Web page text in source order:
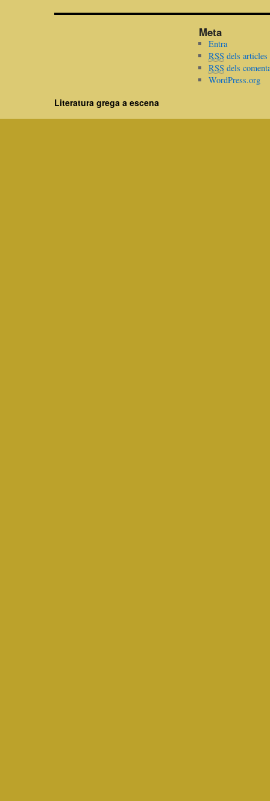
Meta
Entra
RSS dels articles
RSS dels
WordPress.org
Literatura grega a escena